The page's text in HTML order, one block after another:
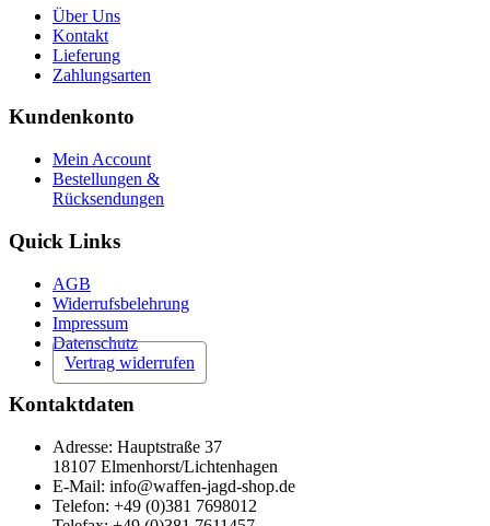
Über Uns
Kontakt
Lieferung
Zahlungsarten
Kundenkonto
Mein Account
Bestellungen &
Rücksendungen
Quick Links
AGB
Widerrufsbelehrung
Impressum
Datenschutz
Vertrag widerrufen
Kontaktdaten
Adresse: Hauptstraße 37
18107 Elmenhorst/Lichtenhagen
E-Mail: info@waffen-jagd-shop.de
Telefon: +49 (0)381 7698012